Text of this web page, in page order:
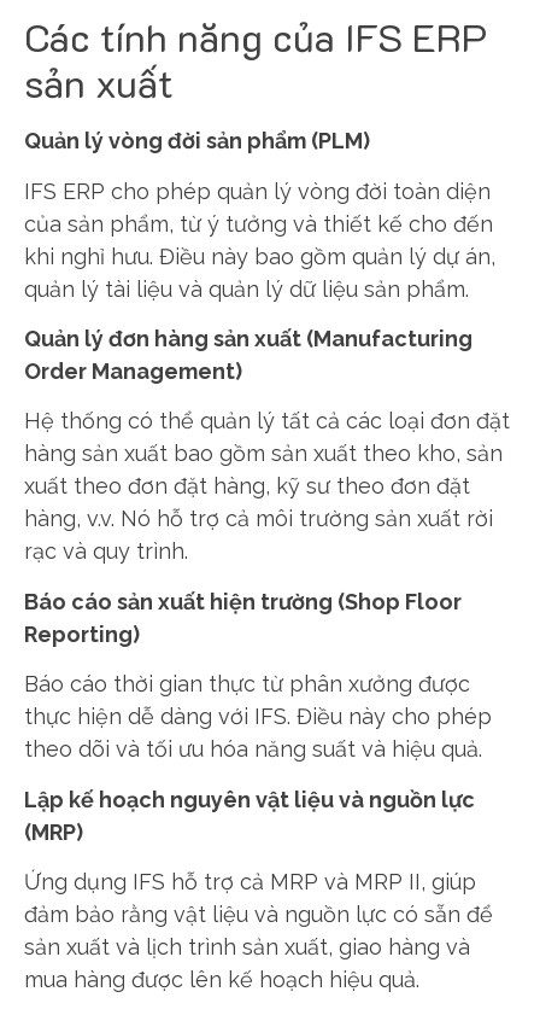
Các tính năng của IFS ERP
sản xuất
Quản lý vòng đời sản phẩm (PLM)
IFS ERP cho phép quản lý vòng đời toàn diện
của sản phẩm, từ ý tưởng và thiết kế cho đến
khi nghỉ hưu. Điều này bao gồm quản lý dự án,
quản lý tài liệu và quản lý dữ liệu sản phẩm.
Quản lý đơn hàng sản xuất (Manufacturing
Order Management)
Hệ thống có thể quản lý tất cả các loại đơn đặt
hàng sản xuất bao gồm sản xuất theo kho, sản
xuất theo đơn đặt hàng, kỹ sư theo đơn đặt
hàng, v.v. Nó hỗ trợ cả môi trường sản xuất rời
rạc và quy trình.
Báo cáo sản xuất hiện trường (Shop Floor
Reporting)
Báo cáo thời gian thực từ phân xưởng được
thực hiện dễ dàng với IFS. Điều này cho phép
theo dõi và tối ưu hóa năng suất và hiệu quả.
Lập kế hoạch nguyên vật liệu và nguồn lực
(MRP)
Ứng dụng IFS hỗ trợ cả MRP và MRP II, giúp
đảm bảo rằng vật liệu và nguồn lực có sẵn để
sản xuất và lịch trình sản xuất, giao hàng và
mua hàng được lên kế hoạch hiệu quả.